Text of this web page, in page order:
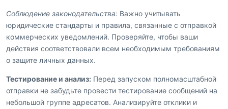
Соблюдение законодательства: Важно учитывать
юридические стандарты и правила, связанные с отправкой
коммерческих уведомлений. Проверяйте, чтобы ваши
действия соответствовали всем необходимым требованиям
о защите личных данных.
Тестирование и анализ: Перед запуском полномасштабной
отправки не забудьте провести тестирование сообщений на
небольшой группе адресатов. Анализируйте отклики и